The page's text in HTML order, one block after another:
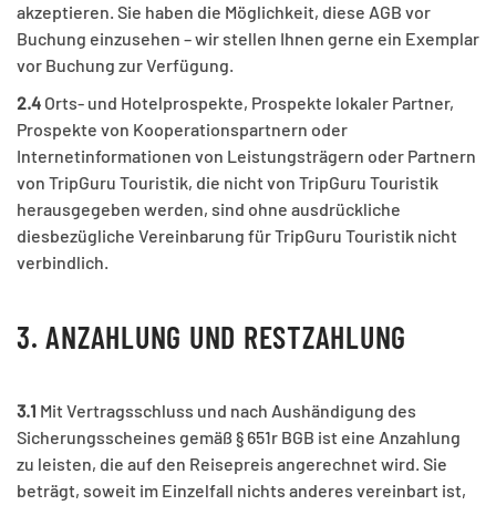
akzeptieren. Sie haben die Möglichkeit, diese AGB vor
Buchung einzusehen – wir stellen Ihnen gerne ein Exemplar
vor Buchung zur Verfügung.
2.4 Orts- und Hotelprospekte, Prospekte lokaler Partner,
Prospekte von Kooperationspartnern oder
Internetinformationen von Leistungsträgern oder Partnern
von TripGuru Touristik, die nicht von TripGuru Touristik
herausgegeben werden, sind ohne ausdrückliche
diesbezügliche Vereinbarung für TripGuru Touristik nicht
verbindlich.
3. ANZAHLUNG UND RESTZAHLUNG
3.1 Mit Vertragsschluss und nach Aushändigung des
Sicherungsscheines gemäß § 651r BGB ist eine Anzahlung
zu leisten, die auf den Reisepreis angerechnet wird. Sie
beträgt, soweit im Einzelfall nichts anderes vereinbart ist,